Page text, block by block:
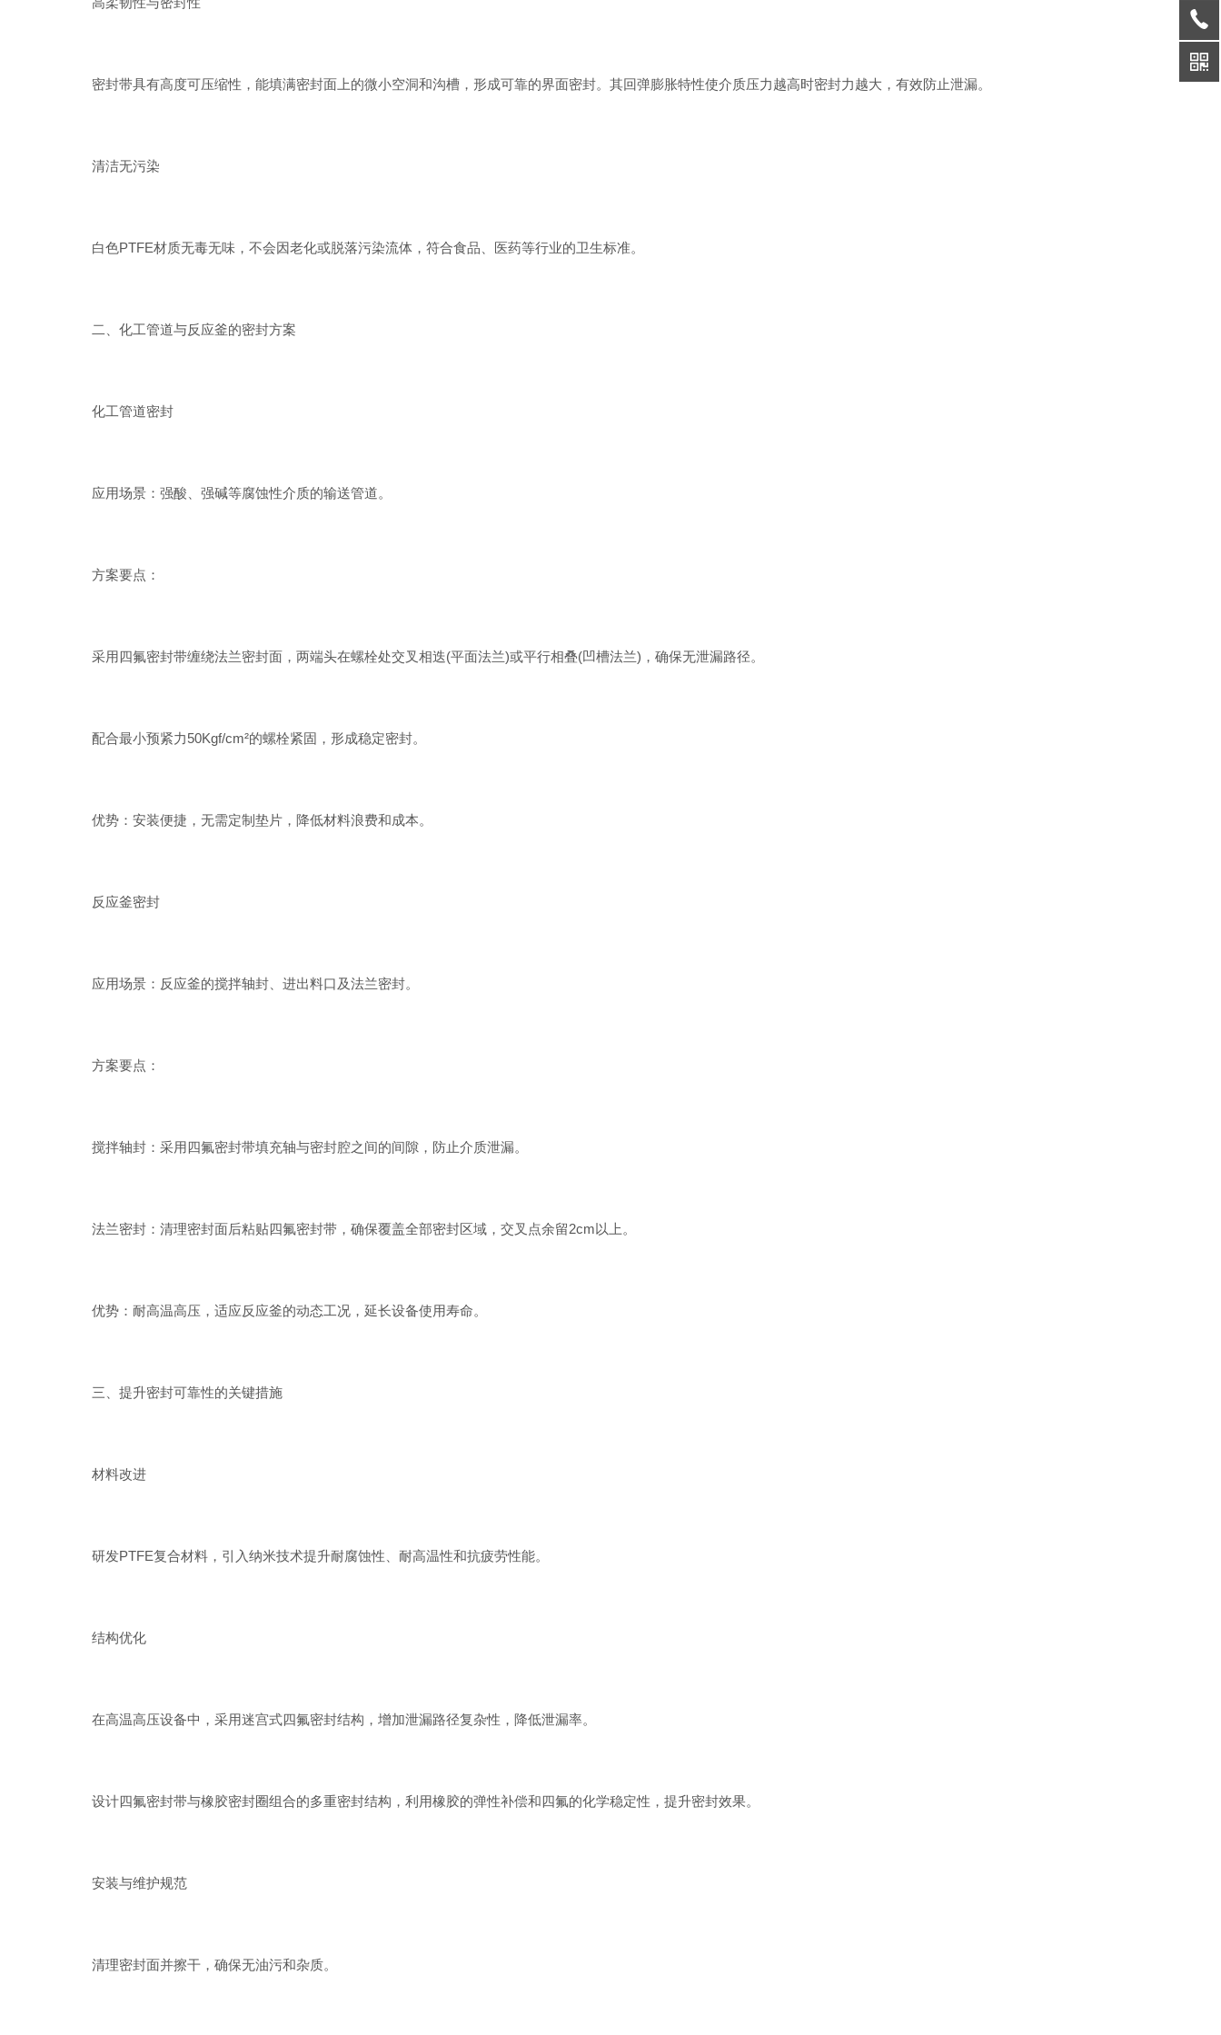
密封带具有高度可压缩性，能填满密封面上的微小空洞和沟槽，形成可靠的界面密封。其回弹膨胀特性使介质压力越高时密封力越大，有效防止泄漏。
清洁无污染
白色PTFE材质无毒无味，不会因老化或脱落污染流体，符合食品、医药等行业的卫生标准。
二、化工管道与反应釜的密封方案
化工管道密封
应用场景：强酸、强碱等腐蚀性介质的输送管道。
方案要点：
采用四氟密封带缠绕法兰密封面，两端头在螺栓处交叉相迭(平面法兰)或平行相叠(凹槽法兰)，确保无泄漏路径。
配合最小预紧力50Kgf/cm²的螺栓紧固，形成稳定密封。
优势：安装便捷，无需定制垫片，降低材料浪费和成本。
反应釜密封
应用场景：反应釜的搅拌轴封、进出料口及法兰密封。
方案要点：
搅拌轴封：采用四氟密封带填充轴与密封腔之间的间隙，防止介质泄漏。
法兰密封：清理密封面后粘贴四氟密封带，确保覆盖全部密封区域，交叉点余留2cm以上。
优势：耐高温高压，适应反应釜的动态工况，延长设备使用寿命。
三、提升密封可靠性的关键措施
材料改进
研发PTFE复合材料，引入纳米技术提升耐腐蚀性、耐高温性和抗疲劳性能。
结构优化
在高温高压设备中，采用迷宫式四氟密封结构，增加泄漏路径复杂性，降低泄漏率。
设计四氟密封带与橡胶密封圈组合的多重密封结构，利用橡胶的弹性补偿和四氟的化学稳定性，提升密封效果。
安装与维护规范
清理密封面并擦干，确保无油污和杂质。